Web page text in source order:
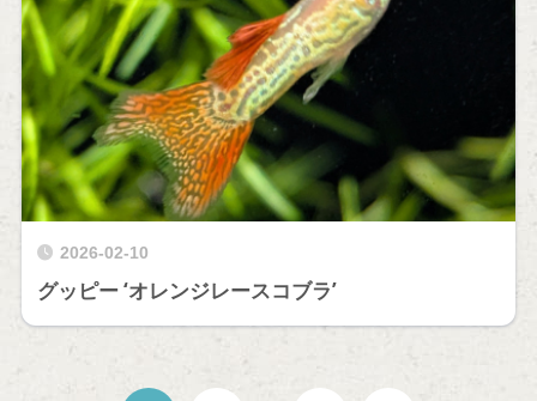
2026-02-10
グッピー ‘オレンジレースコブラ’